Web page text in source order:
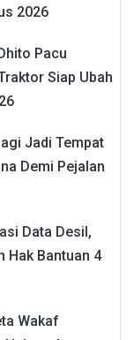
2026
Pacu
Siap Ubah
Jadi Tempat
Demi Pejalan
Data Desil,
Hak Bantuan 4
Wakaf